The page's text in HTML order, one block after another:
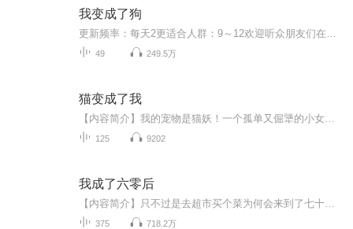
我变成了狗
49 249.5万
猫变成了我
125 9202
我成了六零后
375 718.2万